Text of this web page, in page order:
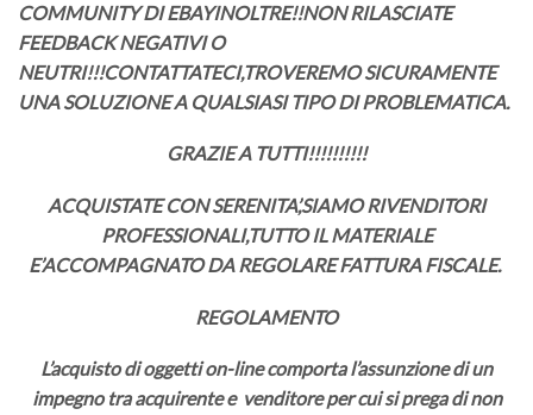
COMMUNITY DI EBAYINOLTRE!!NON RILASCIATE
FEEDBACK NEGATIVI O
NEUTRI!!!CONTATTATECI,TROVEREMO SICURAMENTE
UNA SOLUZIONE A QUALSIASI TIPO DI PROBLEMATICA.
GRAZIE A TUTTI!!!!!!!!!!
ACQUISTATE CON SERENITA’,SIAMO RIVENDITORI
PROFESSIONALI,TUTTO IL MATERIALE
E’ACCOMPAGNATO DA REGOLARE FATTURA FISCALE.
REGOLAMENTO
L’acquisto di oggetti on-line comporta l’assunzione di un
impegno tra acquirente e venditore per cui si prega di non